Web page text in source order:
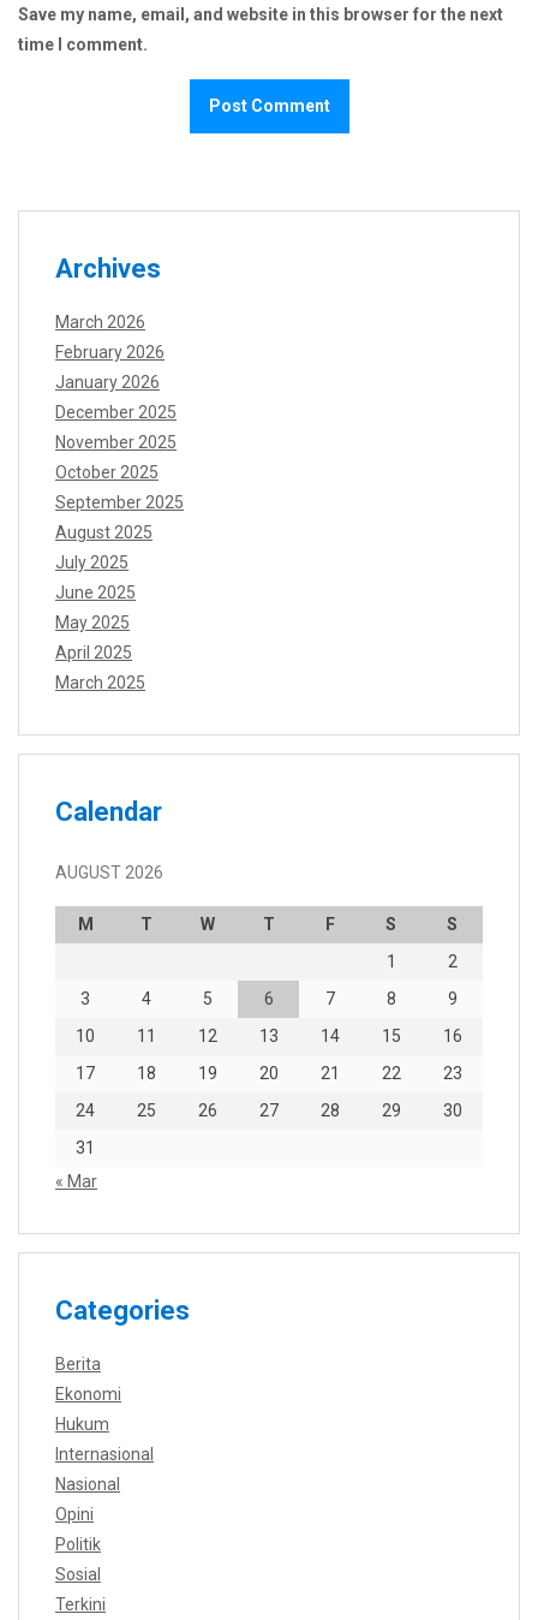
Save my name, email, and website in this browser for the next
time I comment.
Archives
March 2026
February 2026
January 2026
December 2025
November 2025
October 2025
September 2025
August 2025
July 2025
June 2025
May 2025
April 2025
March 2025
Calendar
AUGUST 2026
M T W T F S
S
1
2
3
4 5 6 7 8
9
10
11 12 13 14 15
16
17
18 19 20 21 22
23
24
25 26 27 28 29
30
31
« Mar
Categories
Berita
Ekonomi
Hukum
Internasional
Nasional
Opini
Politik
Sosial
Terkini